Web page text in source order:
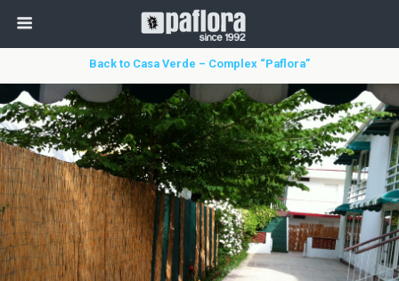
Back to Casa Verde – Complex “Paflora”